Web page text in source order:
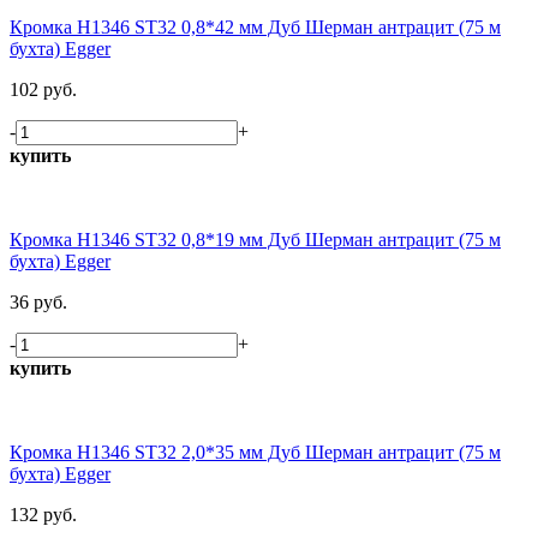
Кромка H1346 ST32 0,8*42 мм Дуб Шерман антрацит (75 м
бухта) Egger
102 руб.
-
+
купить
Кромка H1346 ST32 0,8*19 мм Дуб Шерман антрацит (75 м
бухта) Egger
36 руб.
-
+
купить
Кромка H1346 ST32 2,0*35 мм Дуб Шерман антрацит (75 м
бухта) Egger
132 руб.